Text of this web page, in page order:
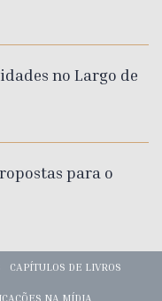
no Largo de
para o
CAPÍTULOS DE LIVROS
NA MÍDIA